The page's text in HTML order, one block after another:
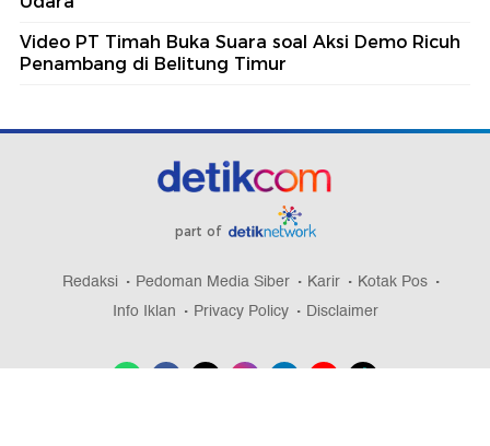
Video PT Timah Buka Suara soal Aksi Demo Ricuh
Penambang di Belitung Timur
part of
Redaksi Pedoman Media Siber Karir
Kotak Pos
Info Iklan
Privacy Policy Disclaimer